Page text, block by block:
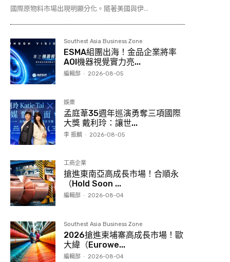
國際原物料市場出現明顯分化。隨著美國與伊...
Southest Asia Business Zone
ESMA組團出海！金品企業將率
AOI機器視覺實力亮...
編輯部 - 2026-08-05
娛樂
孟庭葦35週年巡演勇奪三項國際
大獎 戴利玲：讓世...
李 振麟 - 2026-08-05
工商企業
搶進東南亞高成長市場！合順永
（Hold Soon ...
編輯部 - 2026-08-04
Southest Asia Business Zone
2026搶進柬埔寨高成長市場！歐
大緯（Eurowe...
編輯部 - 2026-08-04